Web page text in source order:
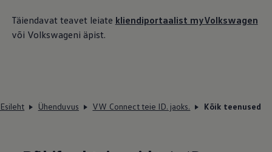
Täiendavat teavet leiate kliendiportaalist myVolkswagen
või Volkswageni äpist.
Esileht Ühenduvus VW Connect teie ID. jaoks. Kõik teenused